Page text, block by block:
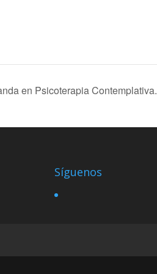
en Psicoterapia Contemplativa.
Síguenos